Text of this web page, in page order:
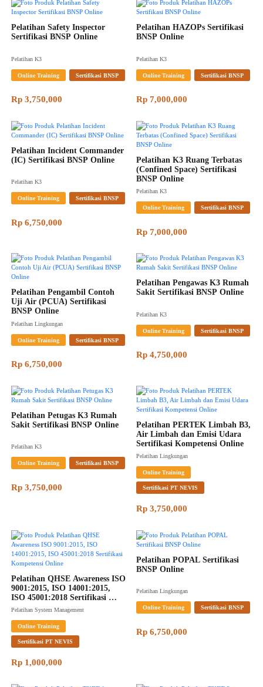
Pelatihan Safety Inspector
Sertifikasi BNSP Online
Pelatihan K3
Online Training Sertifikasi BNSP
Rp 3,750,000
Pelatihan HAZOPs Sertifikasi
BNSP Online
Pelatihan K3
Online Training Sertifikasi BNSP
Rp 7,000,000
Pelatihan Incident Commander
(IC) Sertifikasi BNSP Online
Pelatihan K3
Online Training Sertifikasi BNSP
Rp 6,750,000
Pelatihan K3 Ruang Terbatas
(Confined Space) Sertifikasi
BNSP Online
Pelatihan K3
Online Training Sertifikasi BNSP
Rp 7,000,000
Pelatihan Pengambil Contoh
Uji Air (PCUA) Sertifikasi
BNSP Online
Pelatihan Lingkungan
Online Training Sertifikasi BNSP
Rp 6,750,000
Pelatihan Pengawas K3 Rumah
Sakit Sertifikasi BNSP Online
Pelatihan K3
Online Training Sertifikasi BNSP
Rp 4,750,000
Pelatihan Petugas K3 Rumah
Sakit Sertifikasi BNSP Online
Pelatihan K3
Online Training Sertifikasi BNSP
Rp 3,750,000
Pelatihan PERTEK Limbah B3,
Air Limbah dan Emisi Udara
Sertifikasi Kompetensi Online
Pelatihan Lingkungan
Online Training
Sertifikasi PT NEVIS
Rp 3,750,000
Pelatihan QHSE Awareness ISO
9001:2015, ISO 14001:2015,
ISO 45001:2018 Sertifikasi
Kompetensi Online
Pelatihan System Management
Online Training
Sertifikasi PT NEVIS
Rp 1,000,000
Pelatihan POPAL Sertifikasi
BNSP Online
Pelatihan Lingkungan
Online Training Sertifikasi BNSP
Rp 6,750,000